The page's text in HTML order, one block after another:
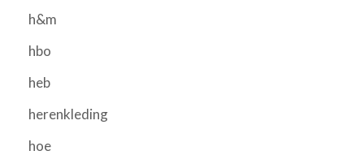
h&m
hbo
heb
herenkleding
hoe